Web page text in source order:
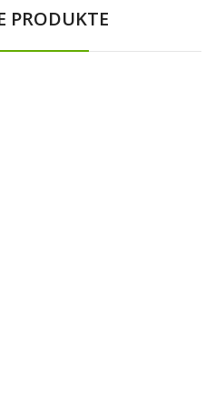
PRODUKTE